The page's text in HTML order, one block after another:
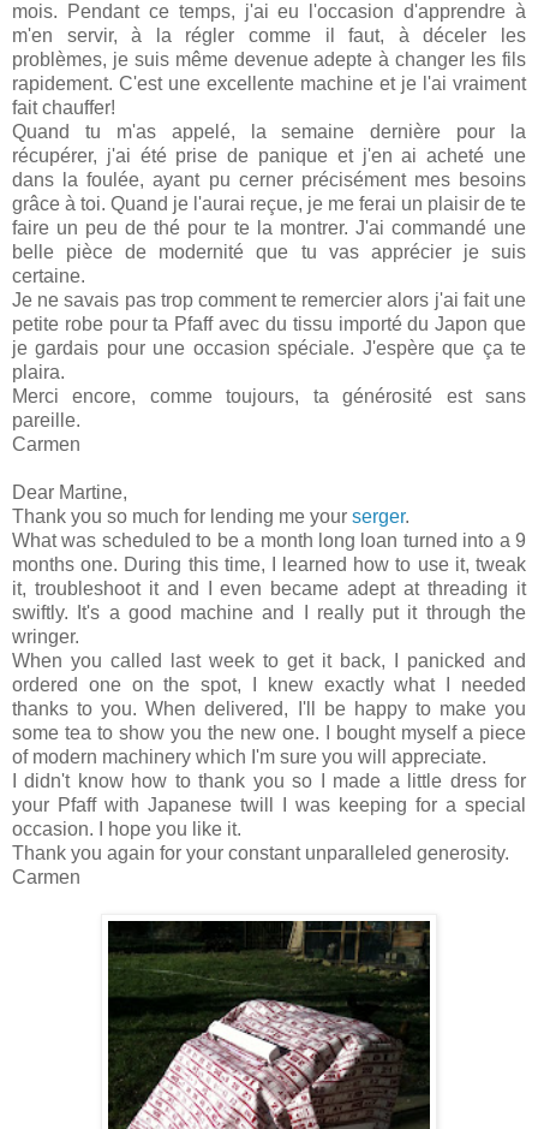
mois. Pendant ce temps, j'ai eu l'occasion d'apprendre à
m'en servir, à la régler comme il faut, à déceler les
problèmes, je suis même devenue adepte à changer les fils
rapidement. C'est une excellente machine et je l'ai vraiment
fait chauffer!
Quand tu m'as appelé, la semaine dernière pour la
récupérer, j'ai été prise de panique et j'en ai acheté une
dans la foulée, ayant pu cerner précisément mes besoins
grâce à toi. Quand je l'aurai reçue, je me ferai un plaisir de te
faire un peu de thé pour te la montrer. J'ai commandé une
belle pièce de modernité que tu vas apprécier je suis
certaine.
Je ne savais pas trop comment te remercier alors j'ai fait une
petite robe pour ta Pfaff avec du tissu importé du Japon que
je gardais pour une occasion spéciale. J'espère que ça te
plaira.
Merci encore, comme toujours, ta générosité est sans
pareille.
Carmen
Dear Martine,
Thank you so much for lending me your serger.
What was scheduled to be a month long loan turned into a 9
months one. During this time, I learned how to use it, tweak
it, troubleshoot it and I even became adept at threading it
swiftly. It's a good machine and I really put it through the
wringer.
When you called last week to get it back, I panicked and
ordered one on the spot, I knew exactly what I needed
thanks to you. When delivered, I'll be happy to make you
some tea to show you the new one. I bought myself a piece
of modern machinery which I'm sure you will appreciate.
I didn't know how to thank you so I made a little dress for
your Pfaff with Japanese twill I was keeping for a special
occasion. I hope you like it.
Thank you again for your constant unparalleled generosity.
Carmen